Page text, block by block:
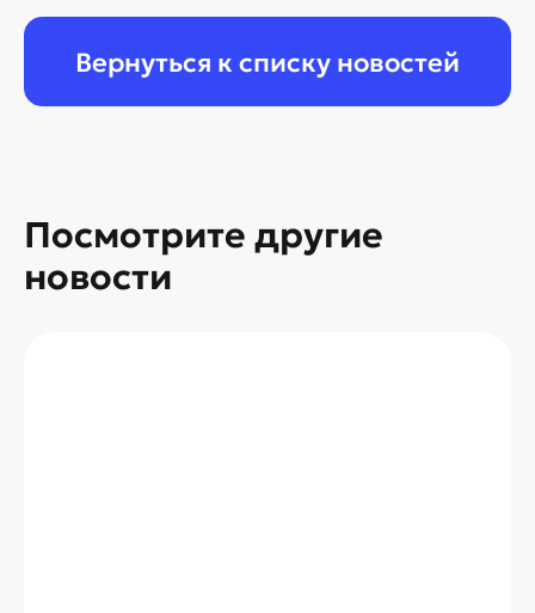
Вернуться к списку новостей
Посмотрите другие
новости